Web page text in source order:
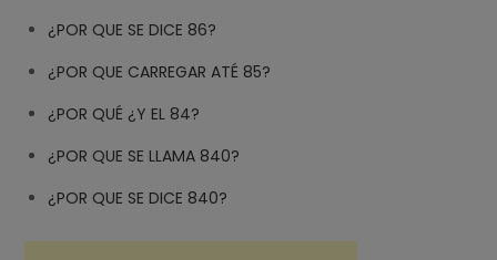
¿POR QUE SE DICE 86?
¿POR QUE CARREGAR ATÉ 85?
¿POR QUÉ ¿Y EL 84?
¿POR QUE SE LLAMA 840?
¿POR QUE SE DICE 840?